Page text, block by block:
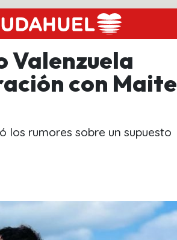
Valenzuela
con Maite
los rumores sobre un supuesto